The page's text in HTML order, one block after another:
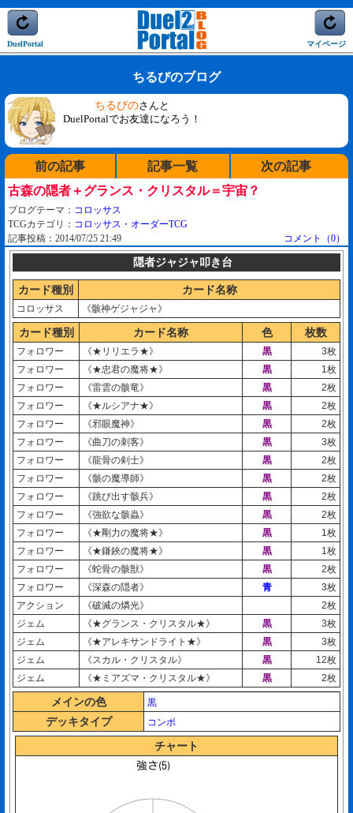
DuelPortal マイページ
ちるびのブログ
ちるびのさんと
DuelPortalでお友達になろう！
前の記事 記事一覧
次の記事
古森の隠者＋グランス・クリスタル＝宇宙？
ブログテーマ： コロッサス
TCGカテゴリ： コロッサス・オーダーTCG
記事投稿：2014/07/25 21:49
コメント（0）
隠者ジャジャ叩き台
カード種別 カード名称
コロッサス 《骸神ゲジャジャ》
カード種別 カード名称 色 枚数
フォロワー 《★リリエラ★》 黒
3枚
フォロワー
《★忠君の魔将★》 黒
1枚
フォロワー
《雷雲の骸竜》 黒
2枚
フォロワー
《★ルシアナ★》 黒
2枚
フォロワー
《邪眼魔神》 黒
2枚
フォロワー
《曲刀の刺客》 黒
3枚
フォロワー
《龍骨の剣士》 黒
2枚
フォロワー
《骸の魔導師》 黒
2枚
フォロワー
《跳び出す骸兵》 黒
2枚
フォロワー
《強欲な骸蟲》 黒
2枚
フォロワー
《★剛力の魔将★》 黒
1枚
フォロワー
《★鎌鋏の魔将★》 黒
1枚
フォロワー
《蛇骨の骸獣》 黒
2枚
フォロワー
《深森の隠者》 青
3枚
アクション
《破滅の燐光》
2枚
ジェム
《★グランス・クリスタル★》 黒
3枚
ジェム
《★アレキサンドライト★》 黒
3枚
ジェム
《スカル・クリスタル》 黒
12枚
ジェム
《★ミアズマ・クリスタル★》 黒 2枚
メインの色 黒
デッキタイプ コンボ
チャート